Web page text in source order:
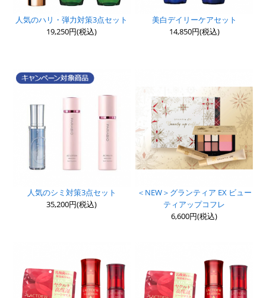
人気のハリ・弾力対策3点セット
19,250円(税込)
美白デイリーケアセット
14,850円(税込)
人気のシミ対策3点セット
35,200円(税込)
＜NEW＞グランティア EX ビュー
ティアップコフレ
6,600円(税込)